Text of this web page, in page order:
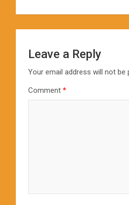
Leave a Reply
Your email address will not be
Comment *